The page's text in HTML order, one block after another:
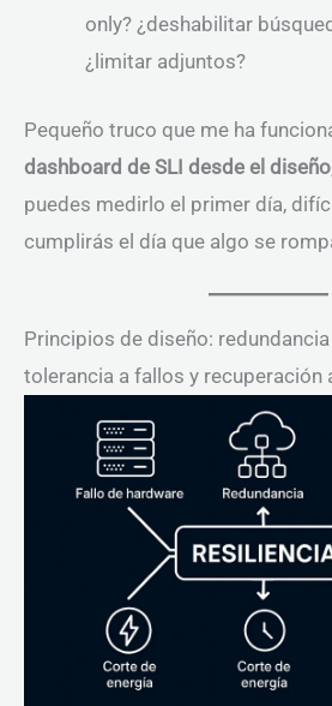
only? ¿deshabilitar
¿limitar adjuntos?
Pequeño truco que me ha
dashboard de SLI desde el diseño
puedes medirlo el primer día,
cumplirás el día que algo se
Principios de diseño:
tolerancia a fallos y recuperación